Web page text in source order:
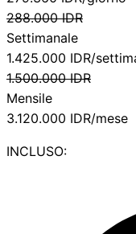
288.000 IDR
Settimanale
1.425.000 IDR/
1.500.000 IDR
Mensile
3.120.000 IDR/mese
INCLUSO: